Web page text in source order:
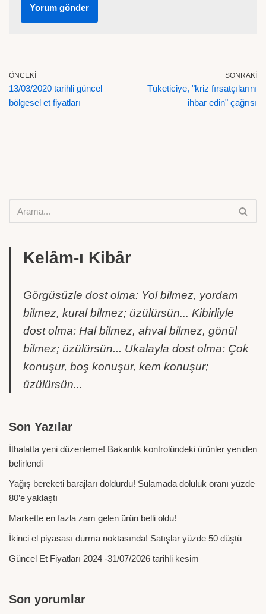
ÖNCEKI
13/03/2020 tarihli güncel
bölgesel et fiyatları
SONRAKI
Tüketiciye, "kriz fırsatçılarını
ihbar edin" çağrısı
Kelâm-ı Kibâr
Görgüsüzle dost olma: Yol bilmez, yordam
bilmez, kural bilmez; üzülürsün... Kibirliyle
dost olma: Hal bilmez, ahval bilmez, gönül
bilmez; üzülürsün... Ukalayla dost olma: Çok
konuşur, boş konuşur, kem konuşur;
üzülürsün...
Son Yazılar
İthalatta yeni düzenleme! Bakanlık kontrolündeki ürünler yeniden
belirlendi
Yağış bereketi barajları doldurdu! Sulamada doluluk oranı yüzde
80’e yaklaştı
Markette en fazla zam gelen ürün belli oldu!
İkinci el piyasası durma noktasında! Satışlar yüzde 50 düştü
Güncel Et Fiyatları 2024 -31/07/2026 tarihli kesim
Son yorumlar